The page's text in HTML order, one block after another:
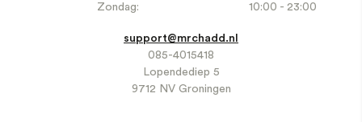
Zondag:
10:00 - 23:00
support@mrchadd.nl
085-4015418
Lopendediep 5
9712 NV Groningen